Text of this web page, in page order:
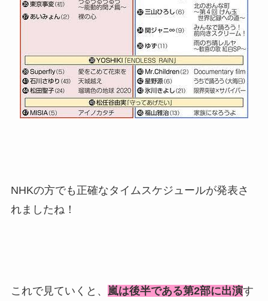
NHKの方でも正確なタイムスケジュールが発表さ
れましたね！
これで見ていくと、 嵐は後半である第2部に出演す